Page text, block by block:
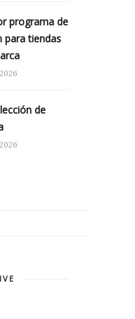
programa de
para tiendas
de